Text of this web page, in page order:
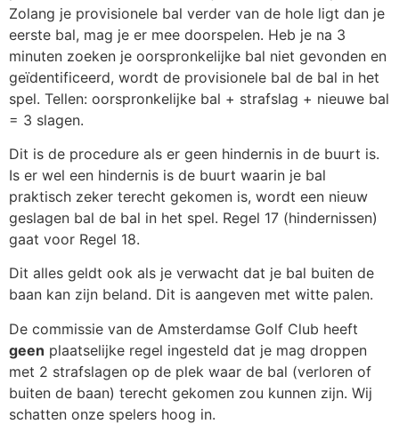
Zolang je provisionele bal verder van de hole ligt dan je
eerste bal, mag je er mee doorspelen. Heb je na 3
minuten zoeken je oorspronkelijke bal niet gevonden en
geïdentificeerd, wordt de provisionele bal de bal in het
spel. Tellen: oorspronkelijke bal + strafslag + nieuwe bal
= 3 slagen.
Dit is de procedure als er geen hindernis in de buurt is.
Is er wel een hindernis is de buurt waarin je bal
praktisch zeker terecht gekomen is, wordt een nieuw
geslagen bal de bal in het spel. Regel 17 (hindernissen)
gaat voor Regel 18.
Dit alles geldt ook als je verwacht dat je bal buiten de
baan kan zijn beland. Dit is aangeven met witte palen.
De commissie van de Amsterdamse Golf Club heeft
geen plaatselijke regel ingesteld dat je mag droppen
met 2 strafslagen op de plek waar de bal (verloren of
buiten de baan) terecht gekomen zou kunnen zijn. Wij
schatten onze spelers hoog in.